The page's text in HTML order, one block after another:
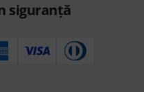
siguranță